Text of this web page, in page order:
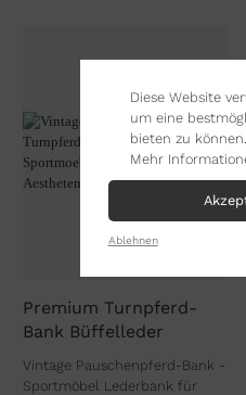
Premium Turnpferd-
Bank Büffelleder
Vintage Pauschenpferd-Bank -
Sportmöbel Lederbank für
Diese Website
um eine
bieten zu können.
Mehr
Ablehnen